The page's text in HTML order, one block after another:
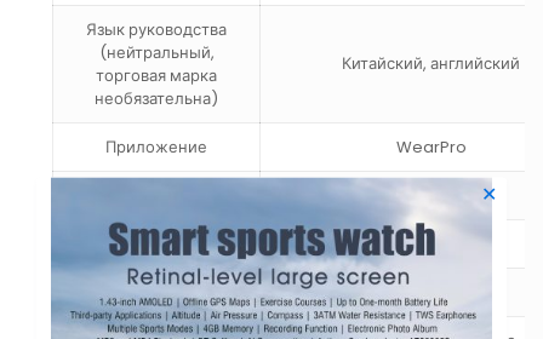
Язык руководства
(нейтральный,
торговая марка
необязательна)
Китайский, английский
Приложение WearPro
RTK 8762DK
Объем флэш-памяти 128 МБ
ОС Android Android 4.4 и выше
✕